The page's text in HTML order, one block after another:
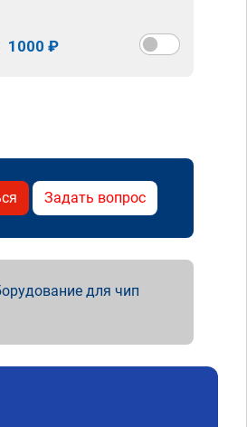
1000 ₽
Задать вопрос
для чип